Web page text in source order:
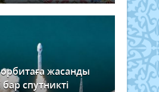
жасанды
спутникті